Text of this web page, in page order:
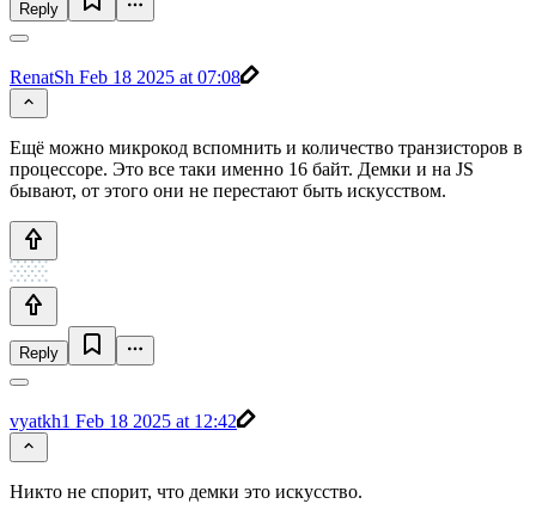
Reply
RenatSh Feb 18 2025 at 07:08
Ещё можно микрокод вспомнить и количество транзисторов в
процессоре. Это все таки именно 16 байт. Демки и на JS
бывают, от этого они не перестают быть искусством.
Reply
vyatkh1 Feb 18 2025 at 12:42
Никто не спорит, что демки это искусство.